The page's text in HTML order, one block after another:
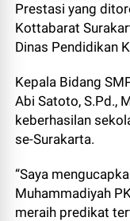
Prestasi yang
Kottabarat
Dinas Pendidikan
Kepala Bidang
Abi Satoto, S.Pd.,
keberhasilan
se-Surakarta.
“Saya
Muhammadiyah
meraih predikat